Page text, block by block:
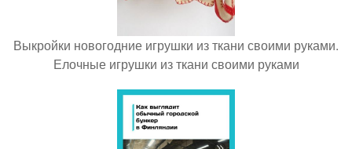
Выкройки новогодние игрушки из ткани своими руками.
Елочные игрушки из ткани своими руками